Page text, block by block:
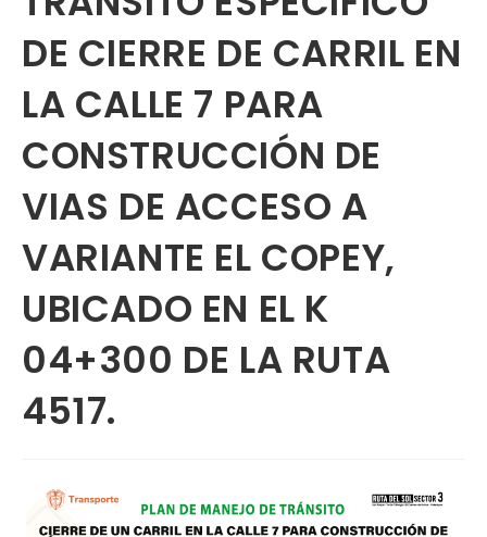
DE CIERRE DE CARRIL EN
LA CALLE 7 PARA
CONSTRUCCIÓN DE
VIAS DE ACCESO A
VARIANTE EL COPEY,
UBICADO EN EL K
04+300 DE LA RUTA
4517.